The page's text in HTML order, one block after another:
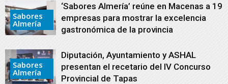
Sabores
Almería
‘Sabores Almería’ reúne en Macenas a 19
empresas para mostrar la excelencia
gastronómica de la provincia
Sabores
Almería
Diputación, Ayuntamiento y ASHAL
presentan el recetario del IV Concurso
Provincial de Tapas